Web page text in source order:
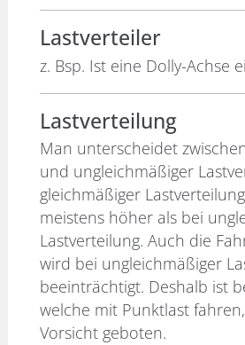
Lastverteiler
z. Bsp. Ist eine Dolly-Achse
Lastverteilung
Man unterscheidet
und ungleichmäßiger
gleichmäßiger
meistens höher als bei
Lastverteilung. Auch die
wird bei ungleichmäßiger
beeinträchtigt. Deshalb ist
welche mit Punktlast
Vorsicht geboten.